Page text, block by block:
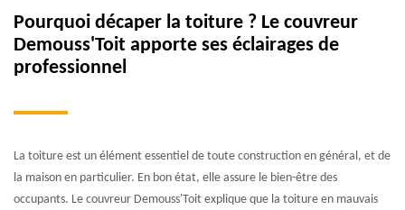
Pourquoi décaper la toiture ? Le couvreur
Demouss'Toit apporte ses éclairages de
professionnel
La toiture est un élément essentiel de toute construction en général, et de
la maison en particulier. En bon état, elle assure le bien-être des
occupants. Le couvreur Demouss'Toit explique que la toiture en mauvais